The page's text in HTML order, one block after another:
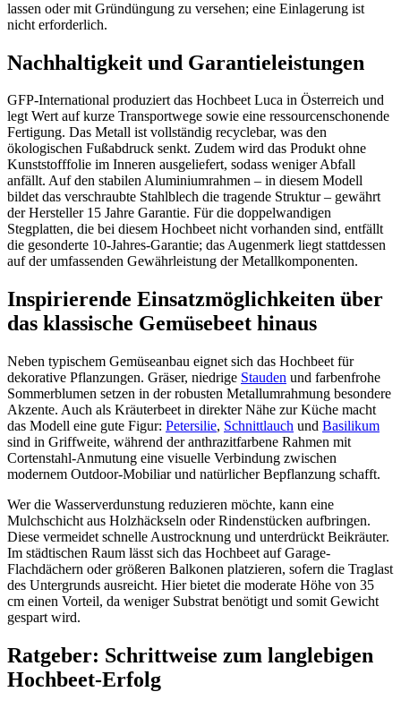
lassen oder mit Gründüngung zu versehen; eine Einlagerung ist
nicht erforderlich.
Nachhaltigkeit und Garantieleistungen
GFP-International produziert das Hochbeet Luca in Österreich und
legt Wert auf kurze Transportwege sowie eine ressourcenschonende
Fertigung. Das Metall ist vollständig recyclebar, was den
ökologischen Fußabdruck senkt. Zudem wird das Produkt ohne
Kunststofffolie im Inneren ausgeliefert, sodass weniger Abfall
anfällt. Auf den stabilen Aluminiumrahmen – in diesem Modell
bildet das verschraubte Stahlblech die tragende Struktur – gewährt
der Hersteller 15 Jahre Garantie. Für die doppelwandigen
Stegplatten, die bei diesem Hochbeet nicht vorhanden sind, entfällt
die gesonderte 10-Jahres-Garantie; das Augenmerk liegt stattdessen
auf der umfassenden Gewährleistung der Metallkomponenten.
Inspirierende Einsatzmöglichkeiten über
das klassische Gemüsebeet hinaus
Neben typischem Gemüseanbau eignet sich das Hochbeet für
dekorative Pflanzungen. Gräser, niedrige Stauden und farbenfrohe
Sommerblumen setzen in der robusten Metallumrahmung besondere
Akzente. Auch als Kräuterbeet in direkter Nähe zur Küche macht
das Modell eine gute Figur: Petersilie, Schnittlauch und Basilikum
sind in Griffweite, während der anthrazitfarbene Rahmen mit
Cortenstahl-Anmutung eine visuelle Verbindung zwischen
modernem Outdoor-Mobiliar und natürlicher Bepflanzung schafft.
Wer die Wasserverdunstung reduzieren möchte, kann eine
Mulchschicht aus Holzhäckseln oder Rindenstücken aufbringen.
Diese vermeidet schnelle Austrocknung und unterdrückt Beikräuter.
Im städtischen Raum lässt sich das Hochbeet auf Garage-
Flachdächern oder größeren Balkonen platzieren, sofern die Traglast
des Untergrunds ausreicht. Hier bietet die moderate Höhe von 35
cm einen Vorteil, da weniger Substrat benötigt und somit Gewicht
gespart wird.
Ratgeber: Schrittweise zum langlebigen
Hochbeet-Erfolg